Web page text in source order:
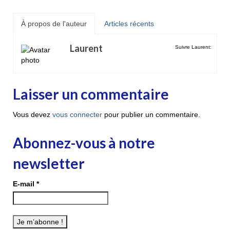
À propos de l'auteur Articles récents
Suivre Laurent:
Laurent
Laisser un commentaire
Vous devez vous connecter pour publier un commentaire.
Abonnez-vous à notre
newsletter
E-mail *